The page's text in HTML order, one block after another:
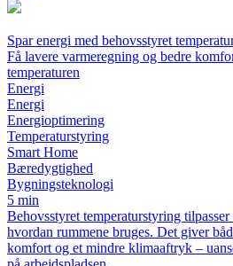
Spar energi med behovsstyret
Få lavere varmeregning og bedre
temperaturen
Energi
Energi
Energioptimering
Temperaturstyring
Smart Home
Bæredygtighed
Bygningsteknologi
5 min
Behovsstyret temperaturstyring
hvordan rummene bruges. Det giver
komfort og et mindre klimaaftryk –